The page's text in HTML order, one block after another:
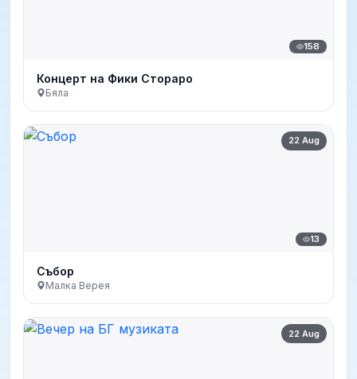
158
Концерт на Фики Стораро
Бяла
22 Aug
13
Събор
Малка Верея
22 Aug